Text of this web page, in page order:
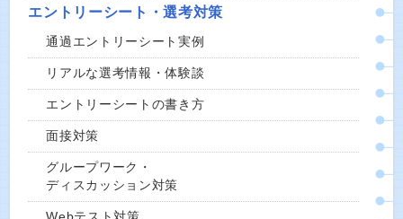
エントリーシート・選考対策
通過エントリーシート実例
リアルな選考情報・体験談
エントリーシートの書き方
面接対策
グループワーク・
ディスカッション対策